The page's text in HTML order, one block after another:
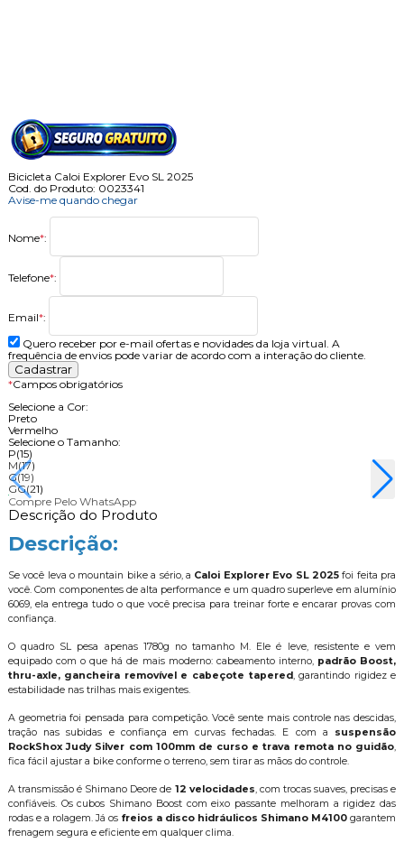
Bicicleta Caloi Explorer Evo SL 2025
Cod. do Produto: 0023341
Avise-me quando chegar
Nome*:
Telefone*:
Email*:
Quero receber por e-mail ofertas e novidades da loja virtual. A
frequência de envios pode variar de acordo com a interação do cliente.
*Campos obrigatórios
Selecione a Cor:
Preto
Vermelho
Selecione o Tamanho:
P(15)
M(17)
G(19)
GG(21)
Compre Pelo WhatsApp
Descrição do Produto
Descrição:
Se você leva o mountain bike a sério, a Caloi Explorer Evo SL 2025foi feita pra
você. Com componentes de alta performance e um quadro superleve em alumínio
6069, ela entrega tudo o que você precisa para treinar forte e encarar provas com
confiança.
O quadro SL pesa apenas 1780g no tamanho M. Ele é leve, resistente e vem
equipado com o que há de mais moderno: cabeamento interno, padrão Boost,
thru-axle, gancheira removível e cabeçote tapered, garantindo rigidez e
estabilidade nas trilhas mais exigentes.
A geometria foi pensada para competição. Você sente mais controle nas descidas,
tração nas subidas e confiança em curvas fechadas. E com a suspensão
RockShox Judy Silver com 100mm de curso e trava remota no guidão,
fica fácil ajustar a bike conforme o terreno, sem tirar as mãos do controle.
A transmissão é Shimano Deore de 12 velocidades, com trocas suaves, precisas e
confiáveis. Os cubos Shimano Boost com eixo passante melhoram a rigidez das
rodas e a rolagem. Já os freios a disco hidráulicos Shimano M4100garantem
frenagem segura e eficiente em qualquer clima.